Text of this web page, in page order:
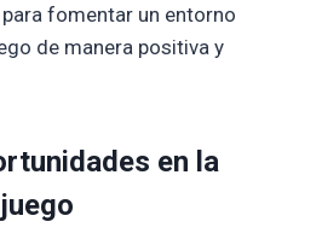
fomentar un entorno
de manera positiva y
en la